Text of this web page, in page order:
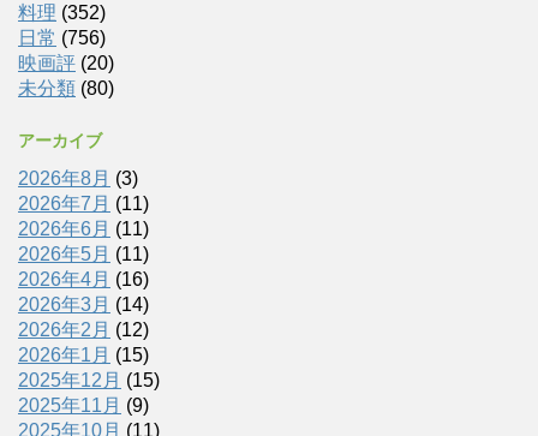
料理 (352)
日常 (756)
映画評 (20)
未分類 (80)
アーカイブ
2026年8月 (3)
2026年7月 (11)
2026年6月 (11)
2026年5月 (11)
2026年4月 (16)
2026年3月 (14)
2026年2月 (12)
2026年1月 (15)
2025年12月 (15)
2025年11月 (9)
2025年10月 (11)